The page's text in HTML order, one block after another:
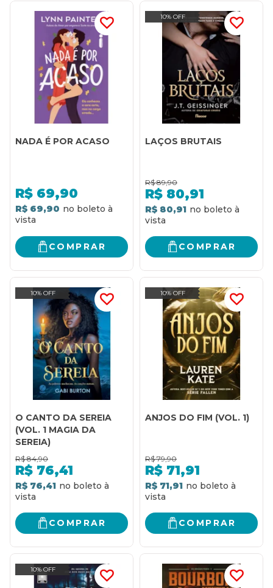
NADA É POR ACASO
R$ 69,90
R$ 69,90
COMPRAR
10% OFF
LAÇOS BRUTAIS
R$ 89,90
R$ 80,91
R$ 80,91
COMPRAR
10% OFF
O CANTO DA SEREIA
(VOL. 1 MAGIA DA
SEREIA)
R$ 84,90
R$ 76,41
R$ 76,41
COMPRAR
10% OFF
ANJOS DO FIM (VOL. 1)
R$ 79,90
R$ 71,91
R$ 71,91
COMPRAR
10% OFF